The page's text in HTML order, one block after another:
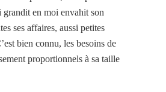
grandit en moi envahit son
ses affaires, aussi petites
bien connu, les besoins de
proportionnels à sa taille